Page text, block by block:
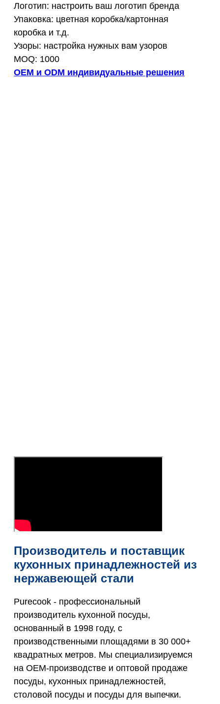
Логотип: настроить ваш логотип бренда
Упаковка: цветная коробка/картонная
коробка и т.д.
Узоры: настройка нужных вам узоров
MOQ: 1000
OEM и ODM индивидуальные решения
Производитель и поставщик
кухонных принадлежностей из
нержавеющей стали
Purecook - профессиональный
производитель кухонной посуды,
основанный в 1998 году, с
производственными площадями в 30 000+
квадратных метров. Мы специализируемся
на OEM-производстве и оптовой продаже
посуды, кухонных принадлежностей,
столовой посуды и посуды для выпечки.